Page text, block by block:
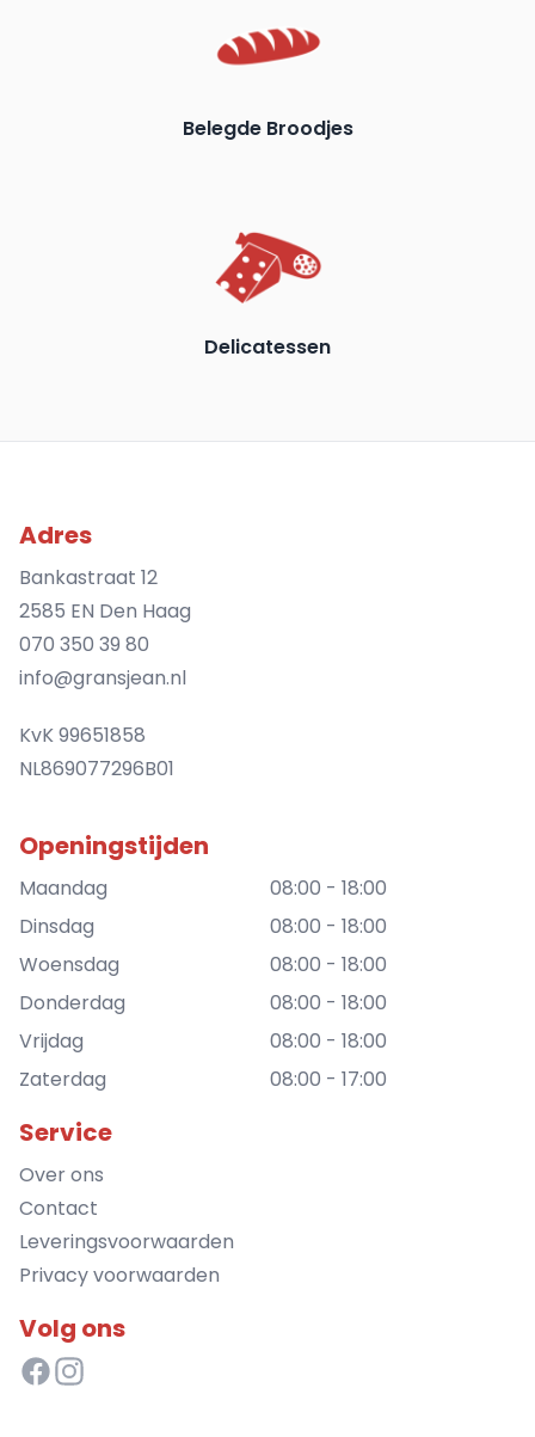
Belegde Broodjes
Delicatessen
Adres
Bankastraat 12
2585 EN Den Haag
070 350 39 80
info@gransjean.nl
KvK 99651858
NL869077296B01
Openingstijden
Maandag
08:00 - 18:00
Dinsdag
08:00 - 18:00
Woensdag
08:00 - 18:00
Donderdag
08:00 - 18:00
Vrijdag
08:00 - 18:00
Zaterdag
08:00 - 17:00
Service
Over ons
Contact
Leveringsvoorwaarden
Privacy voorwaarden
Volg ons